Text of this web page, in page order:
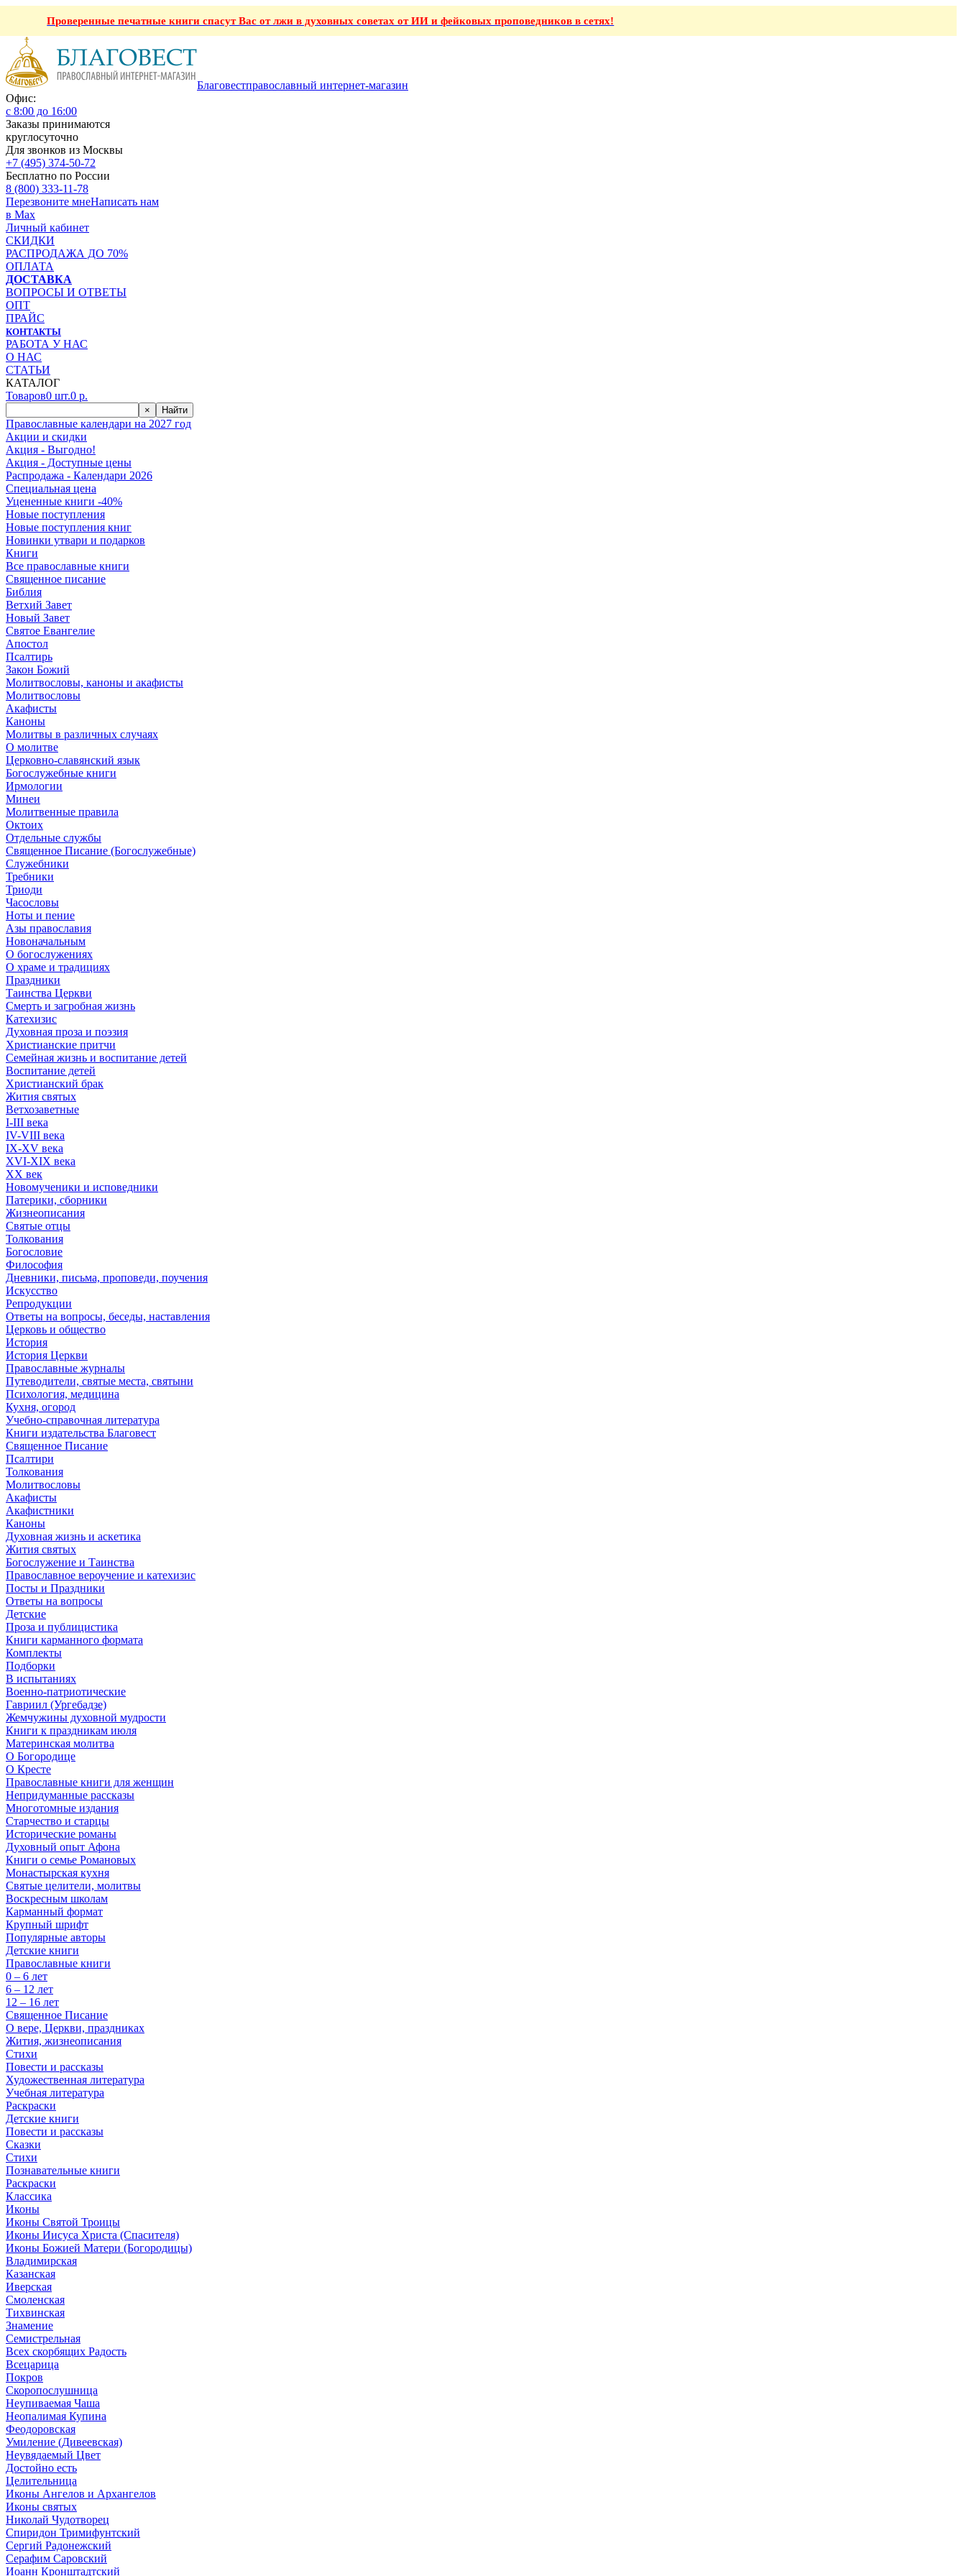
Проверенные печатные книги спасут Вас от лжи в духовных советах от ИИ и фейковых проповедников в сетях!
Благовестправославный интернет-магазин
Офис:
с 8:00 до 16:00
Заказы принимаются
круглосуточно
Для звонков из Москвы
+7 (495) 374-50-72
Бесплатно по России
8 (800) 333-11-78
Перезвоните мнеНаписать нам
в Max
Личный кабинет
СКИДКИ
РАСПРОДАЖА ДО 70%
ОПЛАТА
ДОСТАВКА
ВОПРОСЫ И ОТВЕТЫ
ОПТ
ПРАЙС
КОНТАКТЫ
РАБОТА У НАС
О НАС
СТАТЬИ
КАТАЛОГ
Товаров0 шт.0 р.
× Найти
Православные календари на 2027 год
Акции и скидки
Акция - Выгодно!
Акция - Доступные цены
Распродажа - Календари 2026
Специальная цена
Уцененные книги -40%
Новые поступления
Новые поступления книг
Новинки утвари и подарков
Книги
Все православные книги
Священное писание
Библия
Ветхий Завет
Новый Завет
Святое Евангелие
Апостол
Псалтирь
Закон Божий
Молитвословы, каноны и акафисты
Молитвословы
Акафисты
Каноны
Молитвы в различных случаях
О молитве
Церковно-славянский язык
Богослужебные книги
Ирмологии
Минеи
Молитвенные правила
Октоих
Отдельные службы
Священное Писание (Богослужебные)
Служебники
Требники
Триоди
Часословы
Ноты и пение
Азы православия
Новоначальным
О богослужениях
О храме и традициях
Праздники
Таинства Церкви
Смерть и загробная жизнь
Катехизис
Духовная проза и поэзия
Христианские притчи
Семейная жизнь и воспитание детей
Воспитание детей
Христианский брак
Жития святых
Ветхозаветные
I-III века
IV-VIII века
IX-XV века
XVI-XIX века
XX век
Новомученики и исповедники
Патерики, сборники
Жизнеописания
Святые отцы
Толкования
Богословие
Философия
Дневники, письма, проповеди, поучения
Искусство
Репродукции
Ответы на вопросы, беседы, наставления
Церковь и общество
История
История Церкви
Православные журналы
Путеводители, святые места, святыни
Психология, медицина
Кухня, огород
Учебно-справочная литература
Книги издательства Благовест
Священное Писание
Псалтири
Толкования
Молитвословы
Акафисты
Акафистники
Каноны
Духовная жизнь и аскетика
Жития святых
Богослужение и Таинства
Православное вероучение и катехизис
Посты и Праздники
Ответы на вопросы
Детские
Проза и публицистика
Книги карманного формата
Комплекты
Подборки
В испытаниях
Военно-патриотические
Гавриил (Ургебадзе)
Жемчужины духовной мудрости
Книги к праздникам июля
Материнская молитва
О Богородице
О Кресте
Православные книги для женщин
Непридуманные рассказы
Многотомные издания
Старчество и старцы
Исторические романы
Духовный опыт Афона
Книги о семье Романовых
Монастырская кухня
Святые целители, молитвы
Воскресным школам
Карманный формат
Крупный шрифт
Популярные авторы
Детские книги
Православные книги
0 – 6 лет
6 – 12 лет
12 – 16 лет
Священное Писание
О вере, Церкви, праздниках
Жития, жизнеописания
Стихи
Повести и рассказы
Художественная литература
Учебная литература
Раскраски
Детские книги
Повести и рассказы
Сказки
Стихи
Познавательные книги
Раскраски
Классика
Иконы
Иконы Святой Троицы
Иконы Иисуса Христа (Спасителя)
Иконы Божией Матери (Богородицы)
Владимирская
Казанская
Иверская
Смоленская
Тихвинская
Знамение
Семистрельная
Всех скорбящих Радость
Всецарица
Покров
Скоропослушница
Неупиваемая Чаша
Неопалимая Купина
Феодоровская
Умиление (Дивеевская)
Неувядаемый Цвет
Достойно есть
Целительница
Иконы Ангелов и Архангелов
Иконы святых
Николай Чудотворец
Спиридон Тримифунтский
Сергий Радонежский
Серафим Саровский
Иоанн Кронштадтский